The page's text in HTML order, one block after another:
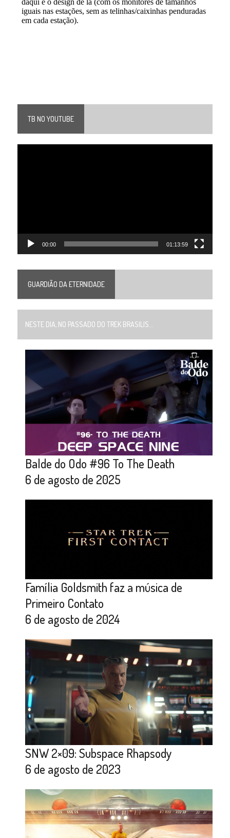
TB NO YOUTUBE
00:00 01:13:59
GUARDIÃO DA ETERNIDADE
NESTE DIA, NO PASSADO DO TREK BRASILIS...
Balde do Odo #96 To The Death
6 de agosto de 2025
Família Goldsmith faz a música de
Primeiro Contato
6 de agosto de 2024
SNW 2×09: Subspace Rhapsody
6 de agosto de 2023